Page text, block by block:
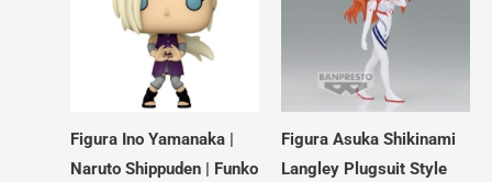
Figura Ino Yamanaka |
Naruto Shippuden | Funko
Figura Asuka Shikinami
Langley Plugsuit Style